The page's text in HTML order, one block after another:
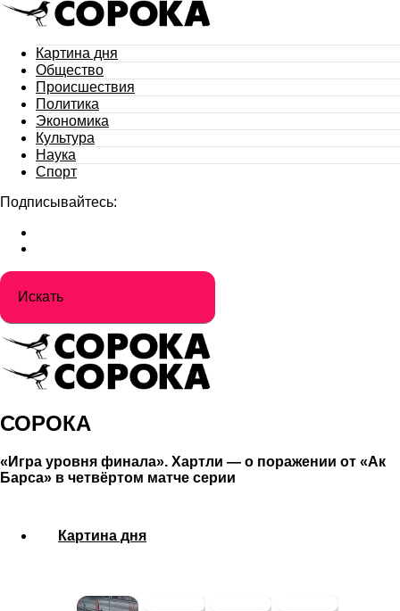
Картина дня
Общество
Происшествия
Политика
Экономика
Культура
Наука
Спорт
Подписывайтесь:
СОРОКА
«Игра уровня финала». Хартли — о поражении от «Ак
Барса» в четвёртом матче серии
Картина дня